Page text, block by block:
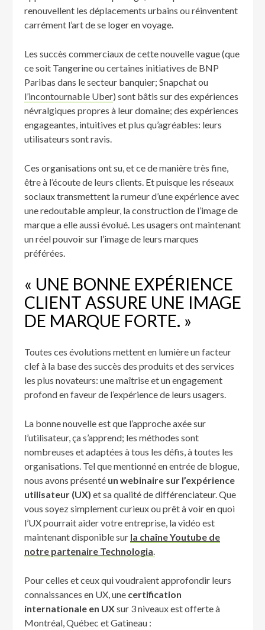
renouvellent les déplacements urbains ou réinventent
carrément l’art de se loger en voyage.
Les succès commerciaux de cette nouvelle vague (que
ce soit Tangerine ou certaines initiatives de BNP
Paribas dans le secteur banquier; Snapchat ou
l’incontournable Uber) sont bâtis sur des expériences
névralgiques propres à leur domaine; des expériences
engageantes, intuitives et plus qu’agréables: leurs
utilisateurs sont ravis.
Ces organisations ont su, et ce de manière très fine,
être à l’écoute de leurs clients. Et puisque les réseaux
sociaux transmettent la rumeur d’une expérience avec
une redoutable ampleur, la construction de l’image de
marque a elle aussi évolué. Les usagers ont maintenant
un réel pouvoir sur l’image de leurs marques
préférées.
« UNE BONNE EXPÉRIENCE
CLIENT ASSURE UNE IMAGE
DE MARQUE FORTE. »
Toutes ces évolutions mettent en lumière un facteur
clef à la base des succès des produits et des services
les plus novateurs: une maîtrise et un engagement
profond en faveur de l’expérience de leurs usagers.
La bonne nouvelle est que l’approche axée sur
l’utilisateur, ça s’apprend; les méthodes sont
nombreuses et adaptées à tous les défis, à toutes les
organisations. Tel que mentionné en entrée de blogue,
nous avons présenté un webinaire sur l’expérience
utilisateur (UX) et sa qualité de différenciateur. Que
vous soyez simplement curieux ou prêt à voir en quoi
l’UX pourrait aider votre entreprise, la vidéo est
maintenant disponible sur la chaîne Youtube de
notre partenaire Technologia.
Pour celles et ceux qui voudraient approfondir leurs
connaissances en UX, une certification
internationale en UXsur 3 niveaux est offerte à
Montréal, Québec et Gatineau :